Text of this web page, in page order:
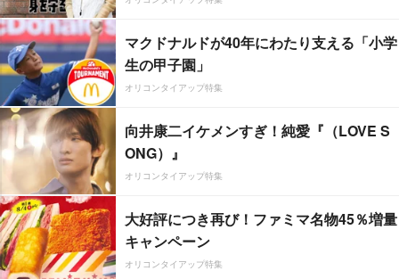
マクドナルドが40年にわたり支える「小学
生の甲子園」
オリコンタイアップ特集
向井康二イケメンすぎ！純愛『（LOVE S
ONG）』
オリコンタイアップ特集
大好評につき再び！ファミマ名物45％増量
キャンペーン
オリコンタイアップ特集